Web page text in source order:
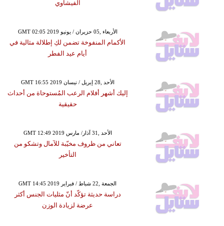
الفيشاوي
GMT 02:05 2019 الأربعاء ,05 حزيران / يونيو
الأكمام المنفوخة تضمن لكِ إطلالة مثالية في
أيام عيد الفطر
GMT 16:55 2019 الأحد ,28 إبريل / نيسان
إليك أشهر أفلام الرعب المُستوحاة من أحداث
حقيقية
GMT 12:49 2019 الأحد ,31 آذار/ مارس
تعاني من ظروف مخيّبة للآمال وتشكو من
التأخير
GMT 14:45 2019 الجمعة ,22 شباط / فبراير
دراسة حديثة تؤكّد أنّ مثليات الجنس أكثر
عرضة لزيادة الوزن